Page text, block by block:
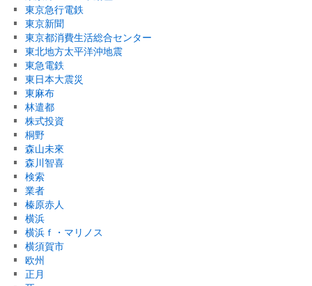
東京急行電鉄
東京新聞
東京都消費生活総合センター
東北地方太平洋沖地震
東急電鉄
東日本大震災
東麻布
林遣都
株式投資
桐野
森山未來
森川智喜
検索
業者
榛原赤人
横浜
横浜ｆ・マリノス
横須賀市
欧州
正月